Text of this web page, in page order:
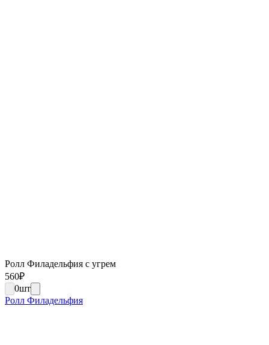
Ролл Филадельфия с угрем
560₽
0шт
Ролл Филадельфия